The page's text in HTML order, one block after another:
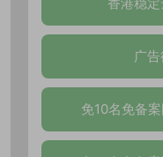
广
免10名免备